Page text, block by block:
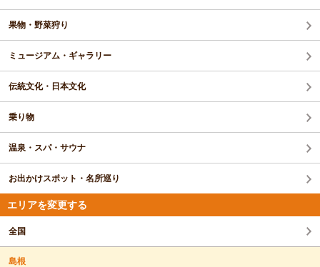
果物・野菜狩り
ミュージアム・ギャラリー
伝統文化・日本文化
乗り物
温泉・スパ・サウナ
お出かけスポット・名所巡り
エリアを変更する
全国
島根